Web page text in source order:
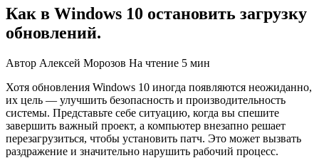
Как в Windows 10 остановить загрузку
обновлений.
Автор Алексей Морозов На чтение 5 мин
Хотя обновления Windows 10 иногда появляются неожиданно,
их цель — улучшить безопасность и производительность
системы. Представьте себе ситуацию, когда вы спешите
завершить важный проект, а компьютер внезапно решает
перезагрузиться, чтобы установить патч. Это может вызвать
раздражение и значительно нарушить рабочий процесс.